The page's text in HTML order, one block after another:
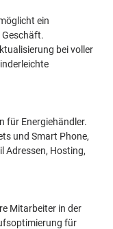
ein
Geschäft.
bei voller
für Energiehändler.
und Smart Phone,
Adressen, Hosting,
Mitarbeiter in der
für